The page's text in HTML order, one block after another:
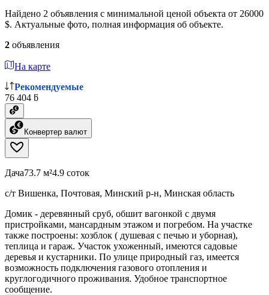
Найдено 2 объявления с минимальной ценой объекта от 26000
$. Актуальные фото, полная информация об объекте.
2 объявления
На карте
Рекомендуемые
76 404 ƃ
Конвертер валют
Дача73.7 м²4.9 соток
с/т Вишенка, Почтовая, Минский р-н, Минская область
Домик - деревянный сруб, обшит вагонкой с двумя
пристройками, мансардным этажом и погребом. На участке
также построены: хозблок ( душевая с печью и уборная),
теплица и гараж. Участок ухоженный, имеются садовые
деревья и кустарники. По улице природный газ, имеется
возможность подключения газового отопления и
круглогодичного проживания. Удобное транспортное
сообщение.